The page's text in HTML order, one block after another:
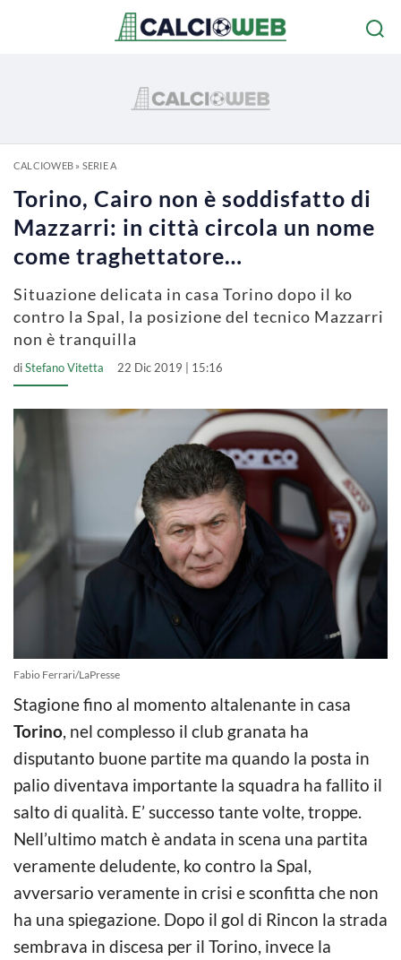
CALCIOWEB» SERIE A
Torino, Cairo non è soddisfatto di
Mazzarri: in città circola un nome
come traghettatore…
Situazione delicata in casa Torino dopo il ko
contro la Spal, la posizione del tecnico Mazzarri
non è tranquilla
diStefano Vitetta 22 Dic 2019 | 15:16
Fabio Ferrari/LaPresse
Stagione fino al momento altalenante in casa
Torino, nel complesso il club granata ha
disputanto buone partite ma quando la posta in
palio diventava importante la squadra ha fallito il
salto di qualità. E’ successo tante volte, troppe.
Nell’ultimo match è andata in scena una partita
veramente deludente, ko contro la Spal,
avversario veramente in crisi e sconfitta che non
ha una spiegazione. Dopo il gol di Rincon la strada
sembrava in discesa per il Torino, invece la